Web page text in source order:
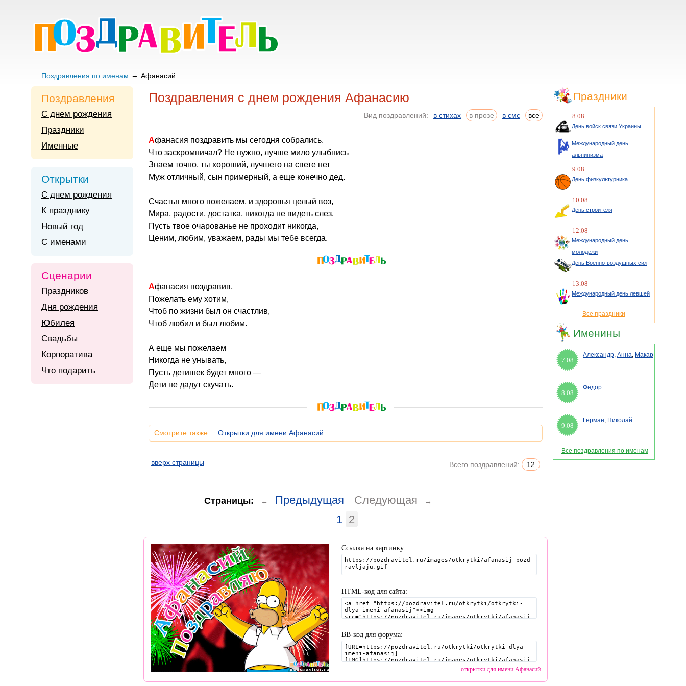
Поздравления по именам Афанасий
Поздравления с днем рождения Афанасию
Вид поздравлений: в стихах в прозе в смс все
Афанасия поздравить мы сегодня собрались.
Что заскромничал? Не нужно, лучше мило улыбнись
Знаем точно, ты хороший, лучшего на свете нет
Муж отличный, сын примерный, а еще конечно дед.
Счастья много пожелаем, и здоровья целый воз,
Мира, радости, достатка, никогда не видеть слез.
Пусть твое очарованье не проходит никогда,
Ценим, любим, уважаем, рады мы тебе всегда.
Афанасия поздравив,
Пожелать ему хотим,
Чтоб по жизни был он счастлив,
Чтоб любил и был любим.
А еще мы пожелаем
Никогда не унывать,
Пусть детишек будет много —
Дети не дадут скучать.
Смотрите также: Открытки для имени Афанасий
вверх страницы Всего поздравлений: 12
Страницы: ← Предыдущая Следующая →
1 2
Ссылка на картинку:
HTML-код для сайта:
BB-код для форума:
открытки для имени Афанасий
Поздравления
С днем рождения
Праздники
Именные
Открытки
С днем рождения
К празднику
Новый год
С именами
Сценарии
Праздников
Дня рождения
Юбилея
Свадьбы
Корпоратива
Что подарить
Праздники
8.08
День войск связи Украины
Международный день
альпинизма
9.08
День физкультурника
10.08
День строителя
12.08
Международный день
молодежи
День Военно-воздушных сил
13.08
Международный день левшей
Все праздники
Именины
7.08
Александр, Анна, Макар
8.08
Федор
9.08
Герман, Николай
Все поздравления по именам